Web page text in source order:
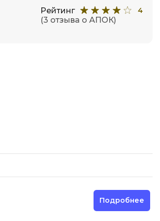
Рейтинг 4
(3 отзыва о АПОК)
Подробнее